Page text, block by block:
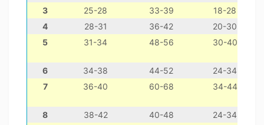
3
25-28 33-39
18-28
4
28-31 36-42
20-30
5
31-34 48-56 30-40
6 34-38 44-52
24-34
7
36-40 60-68 34-44
8 38-42 40-48
24-34